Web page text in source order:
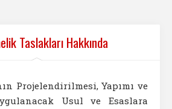
Taslakları Hakkında
Projelendirilmesi, Yapımı ve
Usul ve Esaslara